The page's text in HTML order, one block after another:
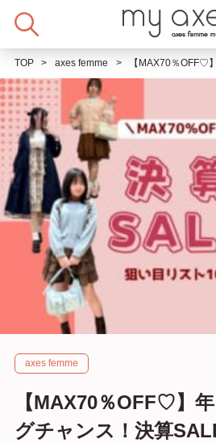
TOP axes femme 【MAX70％OFF♡
axes femme
【MAX70％OFF♡】
グチャンス！決算